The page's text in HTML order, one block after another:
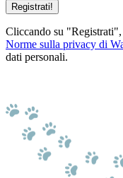
Registrati!
Cliccando su "Registrati",
Norme sulla privacy di
dati personali.